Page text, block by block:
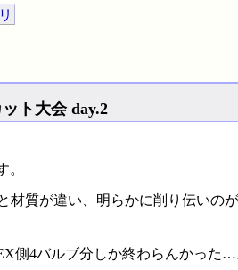
ト大会 day.2
。
材質が違い、明らかに削り伝いの
側4バルブ分しか終わらんかった…